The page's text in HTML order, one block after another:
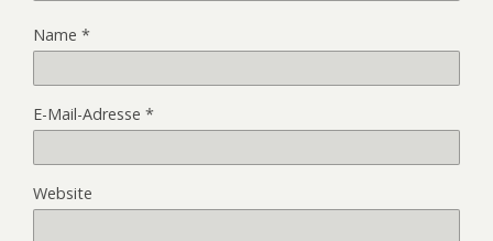
Name *
E-Mail-Adresse *
Website